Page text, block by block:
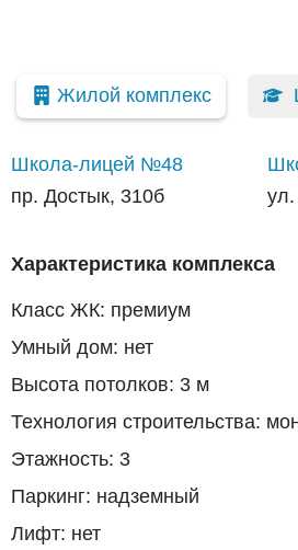
Жилой комплекс
Школа-лицей №48
пр. Достык, 310б
Характеристика комплекса
Класс ЖК: премиум
Умный дом: нет
Высота потолков: 3 м
Технология строительства:
Этажность: 3
Паркинг: надземный
Лифт: нет